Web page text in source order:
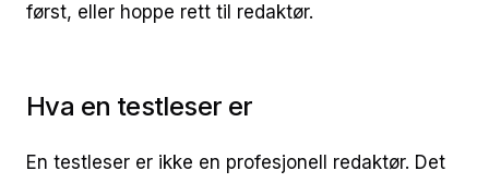
først, eller hoppe rett til redaktør.
Hva en testleser er
En testleser er ikke en profesjonell redaktør. Det